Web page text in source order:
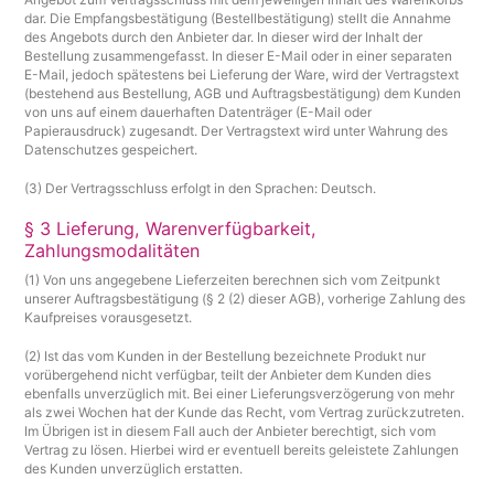
dar. Die Empfangsbestätigung (Bestellbestätigung) stellt die Annahme
des Angebots durch den Anbieter dar. In dieser wird der Inhalt der
Bestellung zusammengefasst. In dieser E-Mail oder in einer separaten
E-Mail, jedoch spätestens bei Lieferung der Ware, wird der Vertragstext
(bestehend aus Bestellung, AGB und Auftragsbestätigung) dem Kunden
von uns auf einem dauerhaften Datenträger (E-Mail oder
Papierausdruck) zugesandt. Der Vertragstext wird unter Wahrung des
Datenschutzes gespeichert.
(3) Der Vertragsschluss erfolgt in den Sprachen: Deutsch.
§ 3 Lieferung, Warenverfügbarkeit,
Zahlungsmodalitäten
(1) Von uns angegebene Lieferzeiten berechnen sich vom Zeitpunkt
unserer Auftragsbestätigung (§ 2 (2) dieser AGB), vorherige Zahlung des
Kaufpreises vorausgesetzt.
(2) Ist das vom Kunden in der Bestellung bezeichnete Produkt nur
vorübergehend nicht verfügbar, teilt der Anbieter dem Kunden dies
ebenfalls unverzüglich mit. Bei einer Lieferungsverzögerung von mehr
als zwei Wochen hat der Kunde das Recht, vom Vertrag zurückzutreten.
Im Übrigen ist in diesem Fall auch der Anbieter berechtigt, sich vom
Vertrag zu lösen. Hierbei wird er eventuell bereits geleistete Zahlungen
des Kunden unverzüglich erstatten.